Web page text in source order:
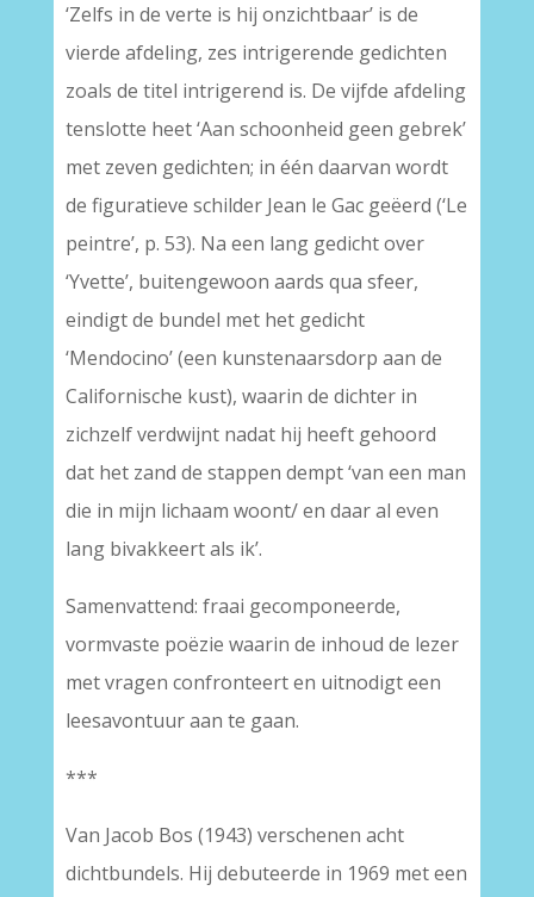
‘Zelfs in de verte is hij onzichtbaar’ is de
vierde afdeling, zes intrigerende gedichten
zoals de titel intrigerend is. De vijfde afdeling
tenslotte heet ‘Aan schoonheid geen gebrek’
met zeven gedichten; in één daarvan wordt
de figuratieve schilder Jean le Gac geëerd (‘Le
peintre’, p. 53). Na een lang gedicht over
‘Yvette’, buitengewoon aards qua sfeer,
eindigt de bundel met het gedicht
‘Mendocino’ (een kunstenaarsdorp aan de
Californische kust), waarin de dichter in
zichzelf verdwijnt nadat hij heeft gehoord
dat het zand de stappen dempt ‘van een man
die in mijn lichaam woont/ en daar al even
lang bivakkeert als ik’.
Samenvattend: fraai gecomponeerde,
vormvaste poëzie waarin de inhoud de lezer
met vragen confronteert en uitnodigt een
leesavontuur aan te gaan.
***
Van Jacob Bos (1943) verschenen acht
dichtbundels. Hij debuteerde in 1969 met een